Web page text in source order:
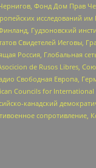
Фонд Дом Прав
исследований
Гудзоновский
Свидетелей Иеговы,
Россия, Глобальная
de Rusos Libres,
Свободная Европа,
Councils for
канадский
сопротивление,